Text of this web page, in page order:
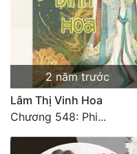
Ngự Thú
Truyện Nam
Truyện Nữ
Vô Địch Lưu
Xây Dựng Thế Lực
2 năm trước
Lâm Thị Vinh Hoa
Chương 548: Phi...